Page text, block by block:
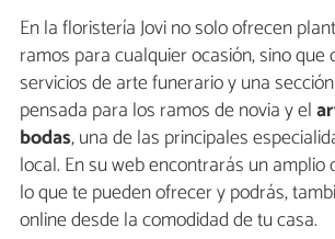
En la floristería Jovi no solo ofrecen
ramos para cualquier ocasión, sino
servicios de arte funerario y una
pensada para los ramos de novia y el
bodas, una de las principales
local. En su web encontrarás un
lo que te pueden ofrecer y podrás,
online desde la comodidad de tu casa.